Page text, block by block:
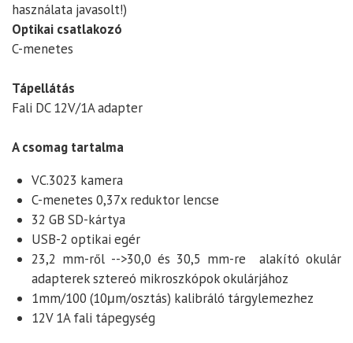
használata javasolt!)
Optikai csatlakozó
C-menetes
Tápellátás
Fali DC 12V/1A adapter
A csomag tartalma
VC.3023 kamera
C-menetes 0,37x reduktor lencse
32 GB SD-kártya
USB-2 optikai egér
23,2 mm-ről -->30,0 és 30,5 mm-re alakító okulár
adapterek sztereó mikroszkópok okulárjához
1mm/100 (10μm/osztás) kalibráló tárgylemezhez
12V 1A fali tápegység